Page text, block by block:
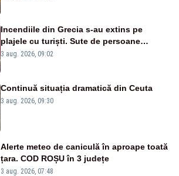
Incendiile din Grecia s-au extins pe
plajele cu turiști. Sute de persoane
evacuate pe mare, drumuri blocate de
3 aug. 2026, 09:02
Continuă situația dramatică din Ceuta
3 aug. 2026, 09:30
Alerte meteo de caniculă în aproape toată
țara. COD ROȘU în 3 județe
3 aug. 2026, 07:48